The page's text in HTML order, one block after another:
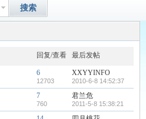
搜索
回复/查看 最后发帖
6
12703
XXYYINFO
2010-6-8 14:52:37
7
760
君兰危
2011-5-8 15:38:21